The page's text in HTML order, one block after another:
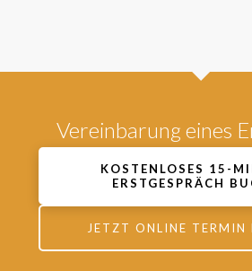
Vereinbarung eines
KOSTENLOSES 15-
ERSTGESPRÄCH
JETZT ONLINE TERMIN